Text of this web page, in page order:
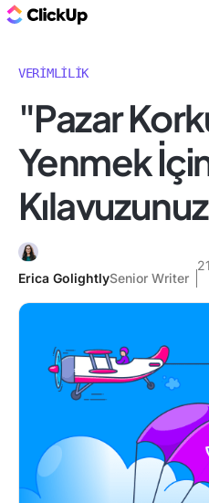
VERIMLILIK
"Pazar
Yenmek
Kılavuzunuz
Erica GolightlySenior Writer